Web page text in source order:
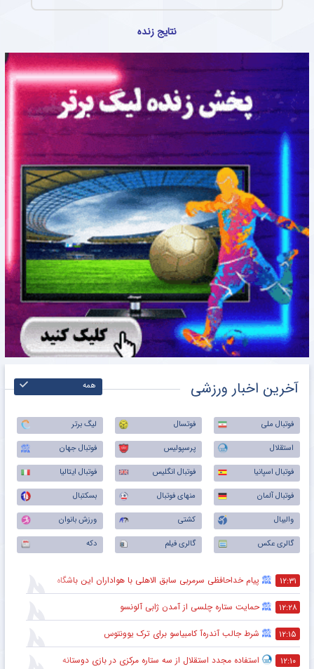
نتایج زنده
آخرین اخبار ورزشی همه
فوتبال ملی فوتسال
لیگ برتر
استقلال
پرسپولیس
فوتبال جهان
فوتبال اسپانیا
فوتبال انگلیس
فوتبال ایتالیا
فوتبال آلمان
منهای فوتبال
بسکتبال
والیبال
کشتی
ورزش بانوان
گالری عکس
گالری فیلم دکه
۱۲:۳۱ پیام خداحافظی سرمربی سابق الاهلی با هواداران این باشگاه
۱۲:۲۸ حمایت ستاره چلسی از آمدن ژابی آلونسو
۱۲:۱۵ شرط جالب آندره‌آ کامبیاسو برای ترک یوونتوس
۱۲:۱۰ استفاده مجدد استقلال از سه ستاره مرکزی در بازی دوستانه